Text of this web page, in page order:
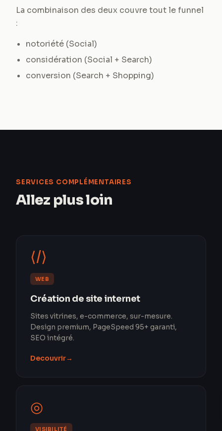
La combinaison des deux couvre tout le funnel
:
notoriété (Social)
considération (Social + Search)
conversion (Search + Shopping)
SERVICES COMPLÉMENTAIRES
Allez plus loin
⟨/⟩
WEB
Création de site internet
Sites vitrines, e-commerce, sur-mesure.
Design premium, PageSpeed 95+ garanti,
SEO intégré.
Decouvrir→
◎
VISIBILITÉ